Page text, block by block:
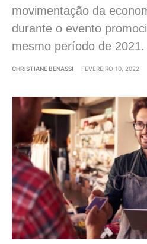
movimentação da
durante o evento
mesmo período de 2021.
CHRISTIANE BENASSI FEVEREIRO 10, 2022